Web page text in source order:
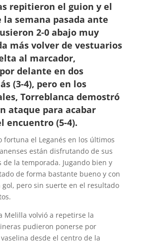
repitieron el guion y el
la semana pasada ante
2-0 abajo muy
más volver de vestuarios
al marcador,
delante en dos
(3-4), pero en los
Torreblanca demostró
ataque para acabar
encuentro (5-4).
fortuna el Leganés en los últimos
están disfrutando de sus
de la temporada. Jugando bien y
de forma bastante bueno y con
gol, pero sin suerte en el resultado
Melilla volvió a repetirse la
pudieron ponerse por
desde el centro de la